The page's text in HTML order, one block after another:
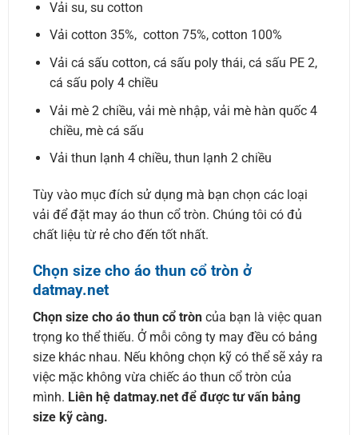
Vải su, su cotton
Vải cotton 35%, cotton 75%, cotton 100%
Vải cá sấu cotton, cá sấu poly thái, cá sấu PE 2,
cá sấu poly 4 chiều
Vải mè 2 chiều, vải mè nhập, vải mè hàn quốc 4
chiều, mè cá sấu
Vải thun lạnh 4 chiều, thun lạnh 2 chiều
Tùy vào mục đích sử dụng mà bạn chọn các loại
vải để đặt may áo thun cổ tròn. Chúng tôi có đủ
chất liệu từ rẻ cho đến tốt nhất.
Chọn size cho áo thun cổ tròn ở
datmay.net
Chọn size cho áo thun cổ tròn của bạn là việc quan
trọng ko thể thiếu. Ở mỗi công ty may đều có bảng
size khác nhau. Nếu không chọn kỹ có thể sẽ xảy ra
việc mặc không vừa chiếc áo thun cổ tròn của
mình. Liên hệ datmay.net để được tư vấn bảng
size kỹ càng.